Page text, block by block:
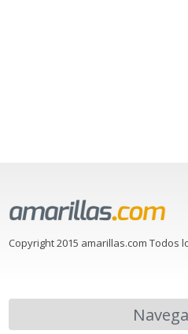
Copyright 2015 amarillas.com Todos